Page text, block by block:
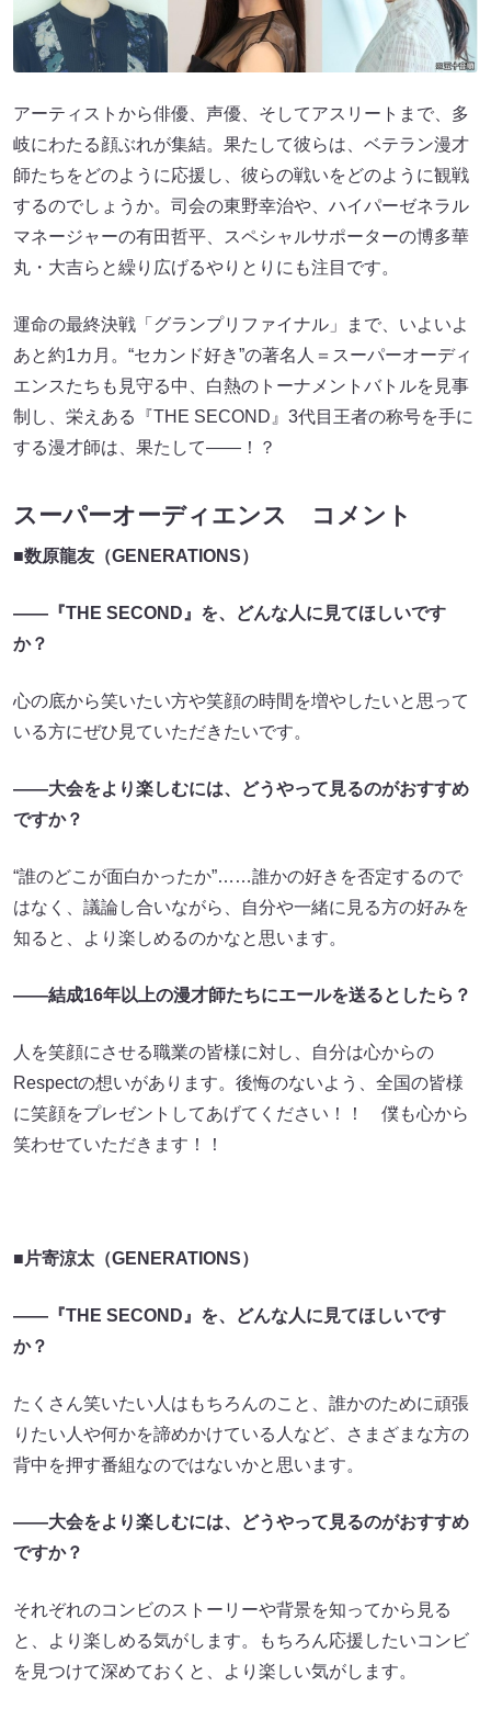
アーティストから俳優、声優、そしてアスリートまで、多
岐にわたる顔ぶれが集結。果たして彼らは、ベテラン漫才
師たちをどのように応援し、彼らの戦いをどのように観戦
するのでしょうか。司会の東野幸治や、ハイパーゼネラル
マネージャーの有田哲平、スペシャルサポーターの博多華
丸・大吉らと繰り広げるやりとりにも注目です。
運命の最終決戦「グランプリファイナル」まで、いよいよ
あと約1カ月。“セカンド好き”の著名人＝スーパーオーディ
エンスたちも見守る中、白熱のトーナメントバトルを見事
制し、栄えある『THE SECOND』3代目王者の称号を手に
する漫才師は、果たして――！？
スーパーオーディエンス コメント
■数原龍友（GENERATIONS）
――『THE SECOND』を、どんな人に見てほしいです
か？
心の底から笑いたい方や笑顔の時間を増やしたいと思って
いる方にぜひ見ていただきたいです。
――大会をより楽しむには、どうやって見るのがおすすめ
ですか？
“誰のどこが面白かったか”……誰かの好きを否定するので
はなく、議論し合いながら、自分や一緒に見る方の好みを
知ると、より楽しめるのかなと思います。
――結成16年以上の漫才師たちにエールを送るとしたら？
人を笑顔にさせる職業の皆様に対し、自分は心からの
Respectの想いがあります。後悔のないよう、全国の皆様
に笑顔をプレゼントしてあげてください！！ 僕も心から
笑わせていただきます！！
■片寄涼太（GENERATIONS）
――『THE SECOND』を、どんな人に見てほしいです
か？
たくさん笑いたい人はもちろんのこと、誰かのために頑張
りたい人や何かを諦めかけている人など、さまざまな方の
背中を押す番組なのではないかと思います。
――大会をより楽しむには、どうやって見るのがおすすめ
ですか？
それぞれのコンビのストーリーや背景を知ってから見る
と、より楽しめる気がします。もちろん応援したいコンビ
を見つけて深めておくと、より楽しい気がします。